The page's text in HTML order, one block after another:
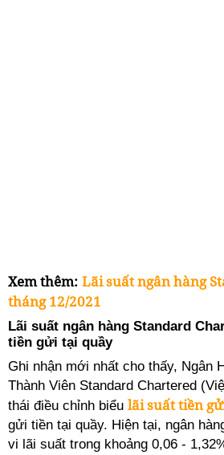
Xem thêm: Lãi suất ngân hàng
tháng 12/2021
Lãi suất ngân hàng Standard
tiền gửi tại quầy
Ghi nhận mới nhất cho thấy, Ngân
Thành Viên Standard Chartered
thái điều chỉnh biểu lãi suất tiền
gửi tiền tại quầy. Hiện tại, ngân
vi lãi suất trong khoảng 0,06 -